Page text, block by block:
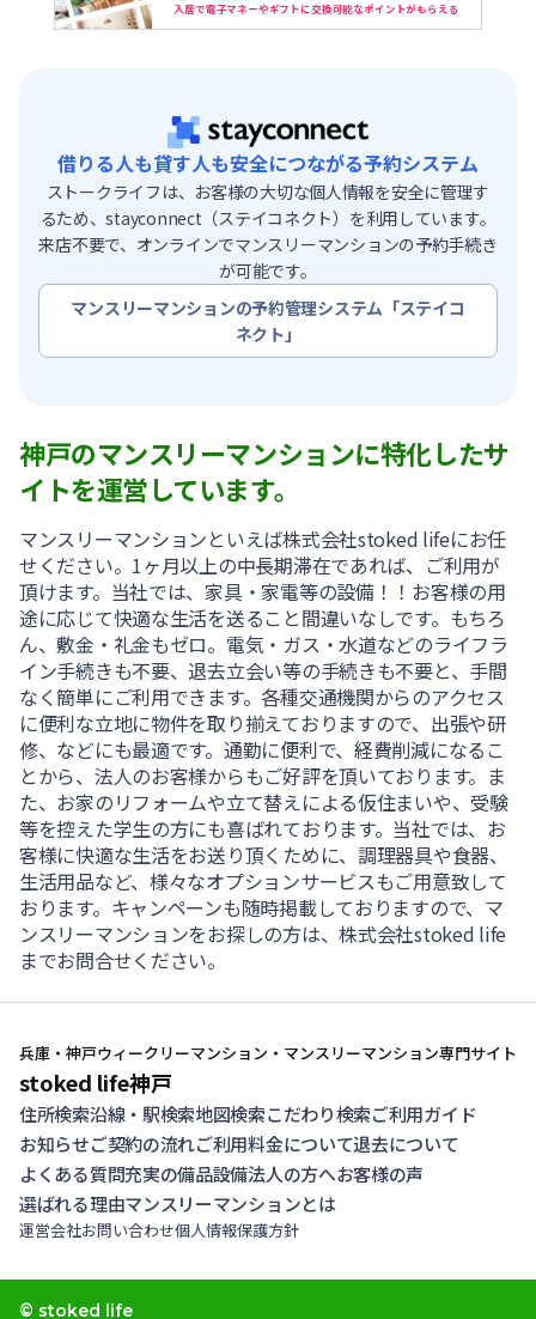
入居で電子マネーやギフトに交換可能なポイントがもらえる
借りる人も貸す人も安全につながる予約システム
ストークライフは、お客様の大切な個人情報を安全に管理す
るため、stayconnect（ステイコネクト）を利用しています。
来店不要で、オンラインでマンスリーマンションの予約手続き
が可能です。
マンスリーマンションの予約管理システム「ステイコ
ネクト」
神戸のマンスリーマンションに特化したサ
イトを運営しています。
マンスリーマンションといえば株式会社stoked lifeにお任
せください。1ヶ月以上の中長期滞在であれば、ご利用が
頂けます。当社では、家具・家電等の設備！！お客様の用
途に応じて快適な生活を送ること間違いなしです。もちろ
ん、敷金・礼金もゼロ。電気・ガス・水道などのライフラ
イン手続きも不要、退去立会い等の手続きも不要と、手間
なく簡単にご利用できます。各種交通機関からのアクセス
に便利な立地に物件を取り揃えておりますので、出張や研
修、などにも最適です。通勤に便利で、経費削減になるこ
とから、法人のお客様からもご好評を頂いております。ま
た、お家のリフォームや立て替えによる仮住まいや、受験
等を控えた学生の方にも喜ばれております。当社では、お
客様に快適な生活をお送り頂くために、調理器具や食器、
生活用品など、様々なオプションサービスもご用意致して
おります。キャンペーンも随時掲載しておりますので、マ
ンスリーマンションをお探しの方は、株式会社stoked life
までお問合せください。
兵庫・神戸ウィークリーマンション・マンスリーマンション専門サイト
stoked life神戸
住所検索沿線・駅検索地図検索こだわり検索ご利用ガイド
お知らせご契約の流れご利用料金について退去について
よくある質問充実の備品設備法人の方へお客様の声
選ばれる理由マンスリーマンションとは
運営会社お問い合わせ個人情報保護方針
© stoked life